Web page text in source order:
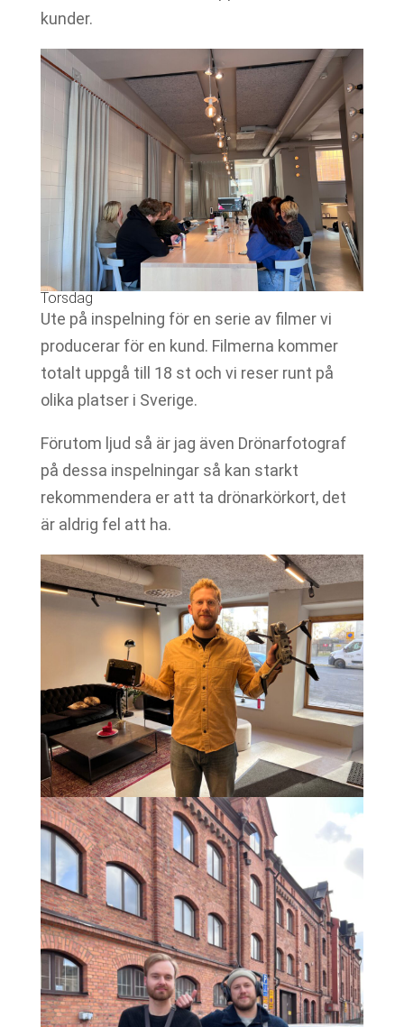
kunder.
Torsdag
Ute på inspelning för en serie av filmer vi
producerar för en kund. Filmerna kommer
totalt uppgå till 18 st och vi reser runt på
olika platser i Sverige.
Förutom ljud så är jag även Drönarfotograf
på dessa inspelningar så kan starkt
rekommendera er att ta drönarkörkort, det
är aldrig fel att ha.